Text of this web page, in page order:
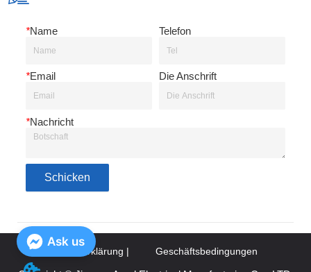
*Name Telefon
*Email Die Anschrift
*Nachricht
Schicken
Datenschutzerklärung | Geschäftsbedingungen
Ask us